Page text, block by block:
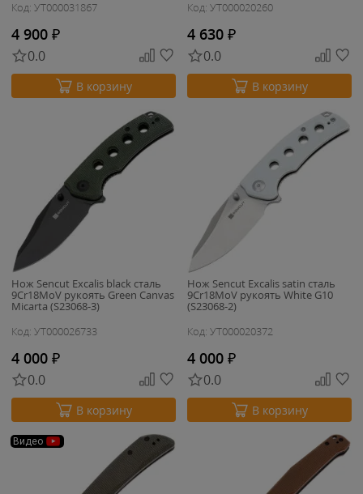
Код: УТ000031867
4 900 ₽
0.0
В корзину
Код: УТ000020260
4 630 ₽
0.0
В корзину
Нож Sencut Excalis black сталь
9Cr18MoV рукоять Green Canvas
Micarta (S23068-3)
Код: УТ000026733
4 000 ₽
0.0
В корзину
Нож Sencut Excalis satin сталь
9Cr18MoV рукоять White G10
(S23068-2)
Код: УТ000020372
4 000 ₽
0.0
В корзину
Видео